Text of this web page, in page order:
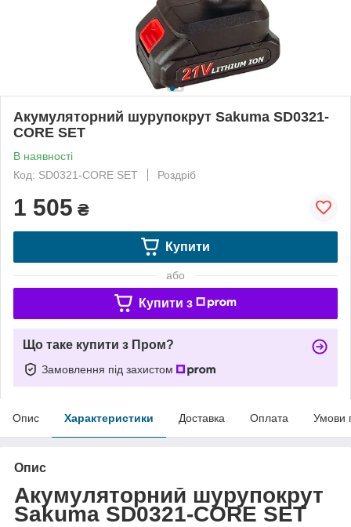
Акумуляторний шурупокрут Sakuma SD0321-
CORE SET
В наявності
Код: SD0321-CORE SET
Роздріб
1 505 ₴
Купити
або
Купити з
Що таке купити з Пром?
Замовлення під захистом
Опис Характеристики Доставка Оплата Умови
Опис
Акумуляторний шурупокрут
Sakuma SD0321-CORE SET